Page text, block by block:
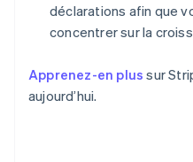
déclarations afin que
concentrer sur la
Apprenez-en plus sur
aujourd’hui.